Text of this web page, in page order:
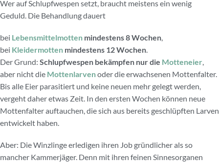
Wer auf Schlupfwespen setzt, braucht meistens ein wenig
Geduld. Die Behandlung dauert
bei Lebensmittelmotten mindestens 8 Wochen,
bei Kleidermotten mindestens 12 Wochen.
Der Grund: Schlupfwespen bekämpfen nur die Motteneier,
aber nicht die Mottenlarvenoder die erwachsenen Mottenfalter.
Bis alle Eier parasitiert und keine neuen mehr gelegt werden,
vergeht daher etwas Zeit. In den ersten Wochen können neue
Mottenfalter auftauchen, die sich aus bereits geschlüpften Larven
entwickelt haben.
Aber: Die Winzlinge erledigen ihren Job gründlicher als so
mancher Kammerjäger. Denn mit ihren feinen Sinnesorganen